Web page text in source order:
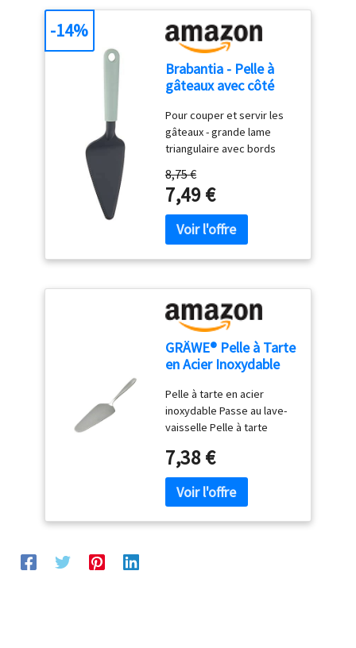
Argile, garantie 10 ans.
Brabantia - Pelle à
gâteaux avec côté
Green
Pour couper et servir les
gâteaux - grande lame
triangulaire avec bords
des deux côtés. Convient
aux droitiers et aux
gauchers Facile à ranger -
avec boucle de suspension
Facile à nettoyer - résiste
au lave-vaisselle
8,75 €
7,49 €
-14%
GRÄWE® Pelle à Tarte
en Acier Inoxydable
Pelle à tarte en acier
inoxydable Passe au lave-
vaisselle Pelle à tarte
la main Matériau : acier
inoxydable chromé 18 %
7,38 €